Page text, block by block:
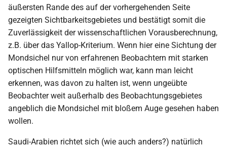
äußersten Rande des auf der vorhergehenden Seite
gezeigten Sichtbarkeitsgebietes und bestätigt somit die
Zuverlässigkeit der wissenschaftlichen Vorausberechnung,
z.B. über das Yallop-Kriterium. Wenn hier eine Sichtung der
Mondsichel nur von erfahrenen Beobachtern mit starken
optischen Hilfsmitteln möglich war, kann man leicht
erkennen, was davon zu halten ist, wenn ungeübte
Beobachter weit außerhalb des Beobachtungsgebietes
angeblich die Mondsichel mit bloßem Auge gesehen haben
wollen.
Saudi-Arabien richtet sich (wie auch anders?) natürlich